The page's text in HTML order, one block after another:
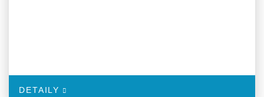
DETAILY